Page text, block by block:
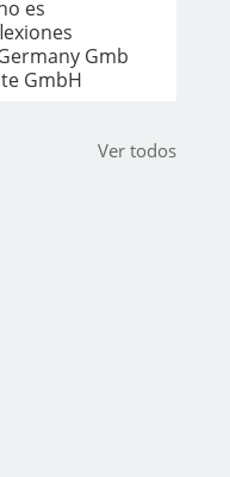
es
Gmb
GmbH
Ver todos